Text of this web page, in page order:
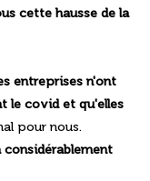
cette hausse de la
entreprises n'ont
le covid et qu'elles
pour nous.